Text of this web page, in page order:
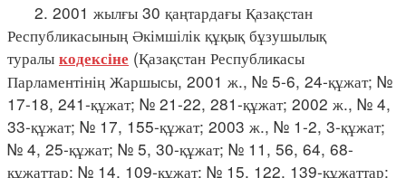
2. 2001 жылғы 30 қаңтардағы Қазақстан
Республикасының Әкімшілік құқық бұзушылық
туралы кодексіне (Қазақстан Республикасы
Парламентінің Жаршысы, 2001 ж., № 5-6, 24-құжат; №
17-18, 241-құжат; № 21-22, 281-құжат; 2002 ж., № 4,
33-құжат; № 17, 155-құжат; 2003 ж., № 1-2, 3-құжат;
№ 4, 25-құжат; № 5, 30-құжат; № 11, 56, 64, 68-
құжаттар; № 14, 109-құжат; № 15, 122, 139-құжаттар;